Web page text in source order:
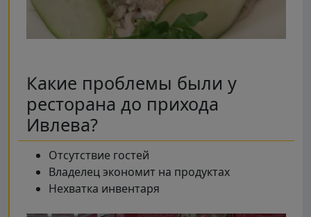
Какие проблемы были у
ресторана до прихода
Ивлева?
Отсутствие гостей
Владелец экономит на продуктах
Нехватка инвентаря